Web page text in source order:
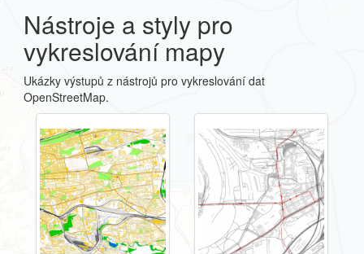
Nástroje a styly pro
vykreslování mapy
Ukázky výstupů z nástrojů pro vykreslování dat
OpenStreetMap.